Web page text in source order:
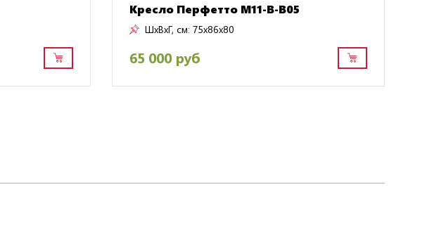
Кресло Перфетто M11-B-B05
ШxВxГ, см: 75x86x80
65 000 руб